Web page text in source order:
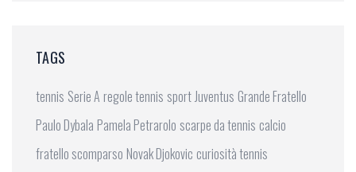
TAGS
tennis Serie A regole tennis sportJuventus Grande Fratello
Paulo Dybala Pamela Petrarolo scarpe da tennis calcio
fratello scomparso Novak Djokovic curiosità tennis